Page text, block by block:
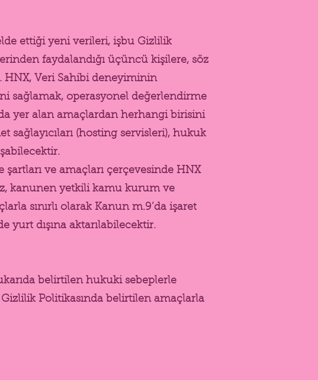
ettiği yeni verileri, işbu Gizlilik
faydalandığı üçüncü kişilere, söz
HNX, Veri Sahibi deneyiminin
sağlamak, operasyonel değerlendirme
yer alan amaçlardan herhangi birisini
sağlayıcıları (hosting servisleri), hukuk
ve amaçları çerçevesinde HNX
kanunen yetkili kamu kurum ve
sınırlı olarak Kanun m.9’da işaret
yurt dışına aktarılabilecektir.
belirtilen hukuki sebeplerle
Politikasında belirtilen amaçlarla